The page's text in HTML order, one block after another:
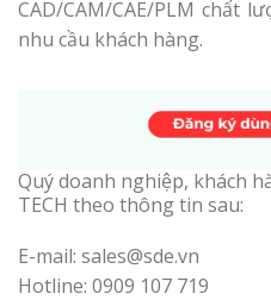
CAD/CAM/CAE/PLM chất
nhu cầu khách hàng.
Quý doanh nghiệp, khách
TECH theo thông tin sau:
E-mail: sales@sde.vn
Hotline: 0909 107 719